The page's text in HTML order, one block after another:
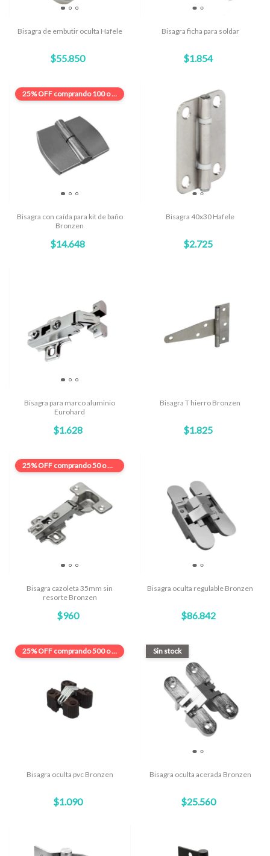
Bisagra de embutir oculta Hafele
$55.850
Bisagra ficha para soldar
$1.854
Bisagra con caída para kit de baño
Bronzen
$14.648
25% OFF comprando 100 o más
Bisagra 40x30 Hafele
$2.725
Bisagra para marco aluminio
Eurohard
$1.628
Bisagra T hierro Bronzen
$1.825
Bisagra cazoleta 35mm sin
resorte Bronzen
$960
25% OFF comprando 50 o más
Bisagra oculta regulable Bronzen
$86.842
Bisagra oculta pvc Bronzen
$1.090
25% OFF comprando 500 o más Sin stock
Bisagra oculta acerada Bronzen
$25.560